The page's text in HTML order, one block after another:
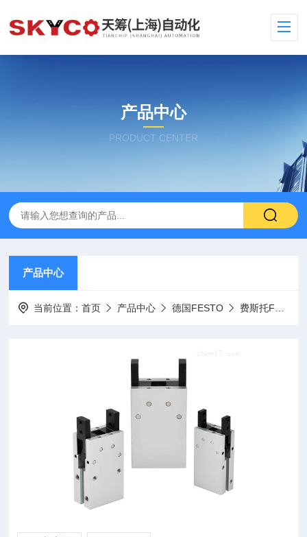
产品中心
PRODUCT CENTER
产品中心
当前位置：首页 产品中心 德国FESTO 费斯托FESTO气缸